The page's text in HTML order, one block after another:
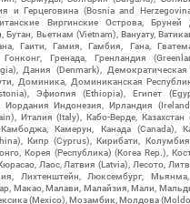
и Герцеговина (Bosnia and
Виргинские Острова, Бруней
Вьетнам (Vietnam), Вануату,
Гаити, Гамия, Гамбия, Гана,
Гонконг, Гренада, Гренландия
Дания (Denmark), Демократическая
Доминика, Доминиканская
Эфиопия (Ethiopia), Египет
Иордания Индонезия, Ирландия
Италия (Italy), Кабо-Верде, Казахстан
Камерун, Канада (Canada),
Кипр (Cyprus), Кирибати, Колумбия
Корея (Республика) (Korea Rep.),
Лаос, Латвия (Latvia), Лесото,
Лихтенштейн, Люксембург,
Макао, Малави, Малайзия, Мали,
(Mexico), Мозамбик, Молдова